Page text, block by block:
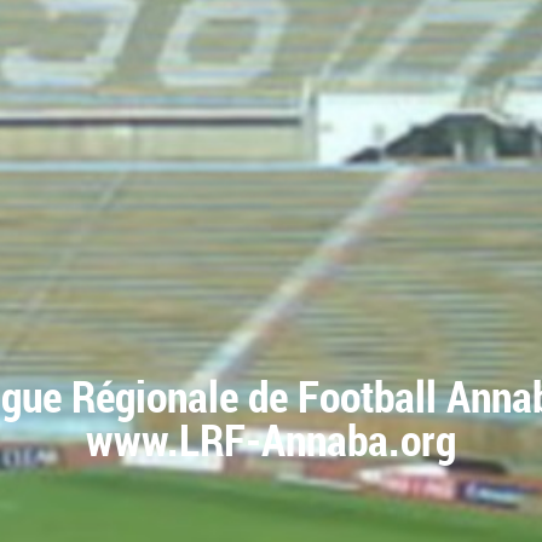
Régionale de Football
www.LRF-Annaba.org